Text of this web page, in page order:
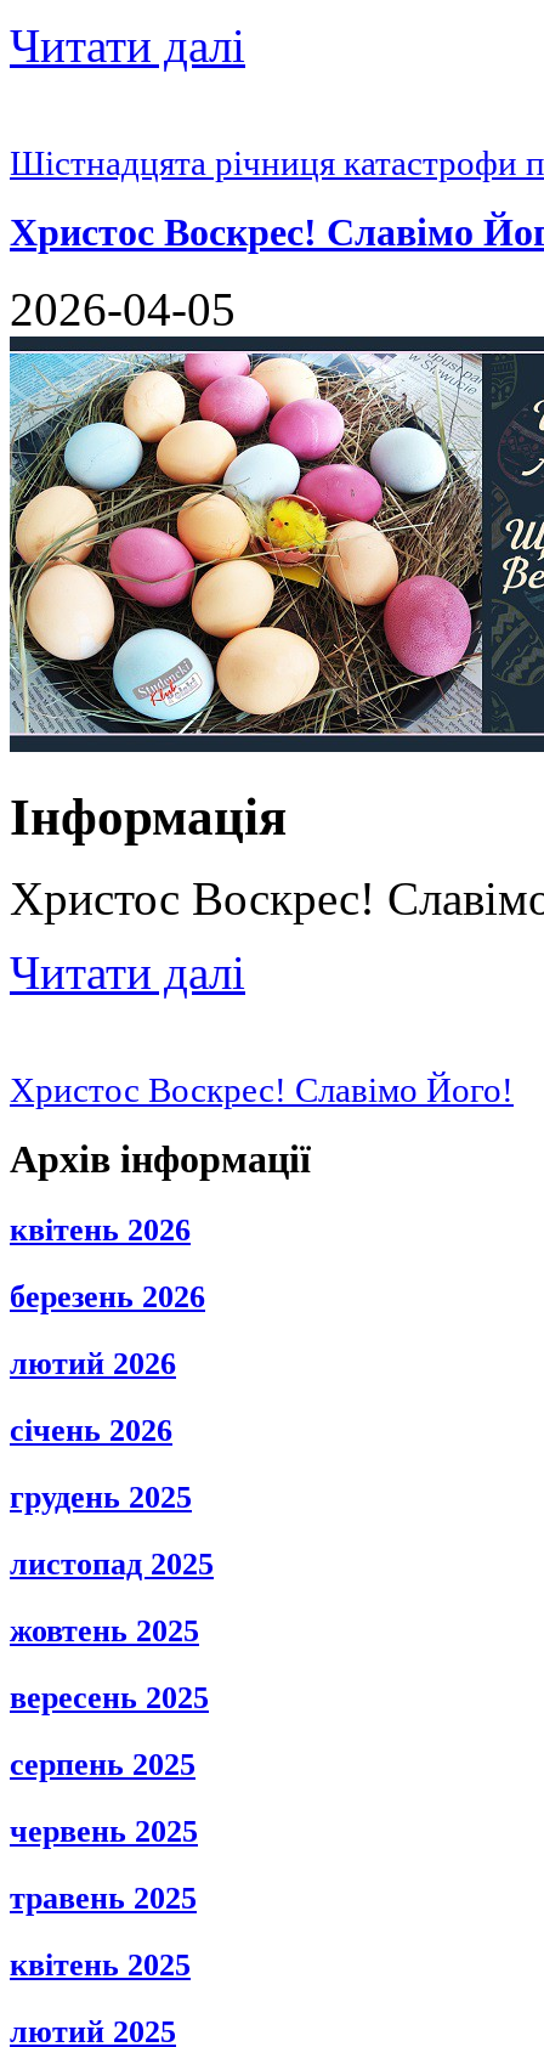
Читати далі
Шістнадцята річниця катастрофи
Христос Воскрес! Славімо
2026-04-05
Інформація
Христос Воскрес!
Читати далі
Христос Воскрес! Славімо Його!
Архів інформації
квітень 2026
березень 2026
лютий 2026
січень 2026
грудень 2025
листопад 2025
жовтень 2025
вересень 2025
серпень 2025
червень 2025
травень 2025
квітень 2025
лютий 2025